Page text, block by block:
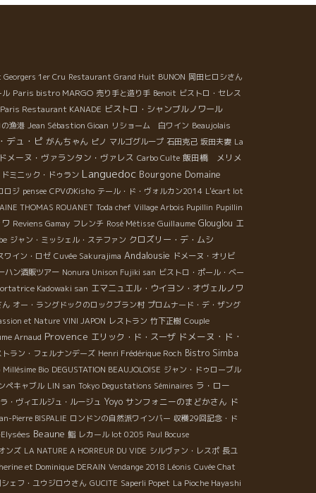
1er Cru Restaurant Grand Huit BUNON 岡田ヒロシさん
ル Paris bistro MARGO 売り手と造り手 Benoit ビストロ・セレス
Paris Restaurant KANADE ビストロ・シャンブルノワール
漁港 Jean Sébastion Gioan リショーム 白ワイン Beaujolais
デュ・ピ がんちゃん ピノ マルゴグループ 石田克己 坂田夫妻 La
ドメーヌ・ヴァランタン・ヴァレス Carbo Culte 飯田橋 メリメ
ミニック・ドゥラン Languedoc Bourgone Domaine
ロジ pensee CPVのKisho テール・ド・ヴォルカン2014 L'écart lot
THOMAS ROUANET Toda chef Village Arbois Pupillin Pupillin
Reviens Gamay フレンチ Rosé Métisse Guillaume Glouglou エ
ジャン・ミッシェル・ステファン クロズリー・デ・ムシ
ワイン・ロゼ Cuvée Sakurajima Andalousie ドメーヌ・オリビ
ハン酒販ツアー Nonura Unison Fujiki san ビストロ・ポール・ベー
Kadowaki san エマニュエル・ウイヨン・オヴェルノワ
ん オー・ラングドックのロックブラン村 プロムナード・デ・ザング
et Nature VINI JAPON レストラン 竹下正樹 Couple
Arnaud Provence エリック・ド・スーザ ドメーヌ・ド・
トラン・フェルナンデーズ Henri Frédérique Roch Bistro Simba
Millésime Bio DEGUSTATION BEAUJOLOISE ジャン・ドゥローブル
ペキャブル LIN san Tokyo Degustations Séminaires ラ・ロー
ラ・ヴィエルジュ・ルージュ Yoyo サンフォニーのまどかさん ド
Pierre BISPALIE ロンドンの自然派ワインバー 収穫29回記念・ド
Beaune 鮨 レカール lot 0205 Paul Bocuse
ンズ LA NATURE A HORREUR DU VIDE シルヴァン・レスポ 長ユ
et Dominique DERAIN Vendange 2018 Léonis Cuvée Chat
ェフ・ユウジロウさん GUCITE Saperli Popet La Pioche Hayashi